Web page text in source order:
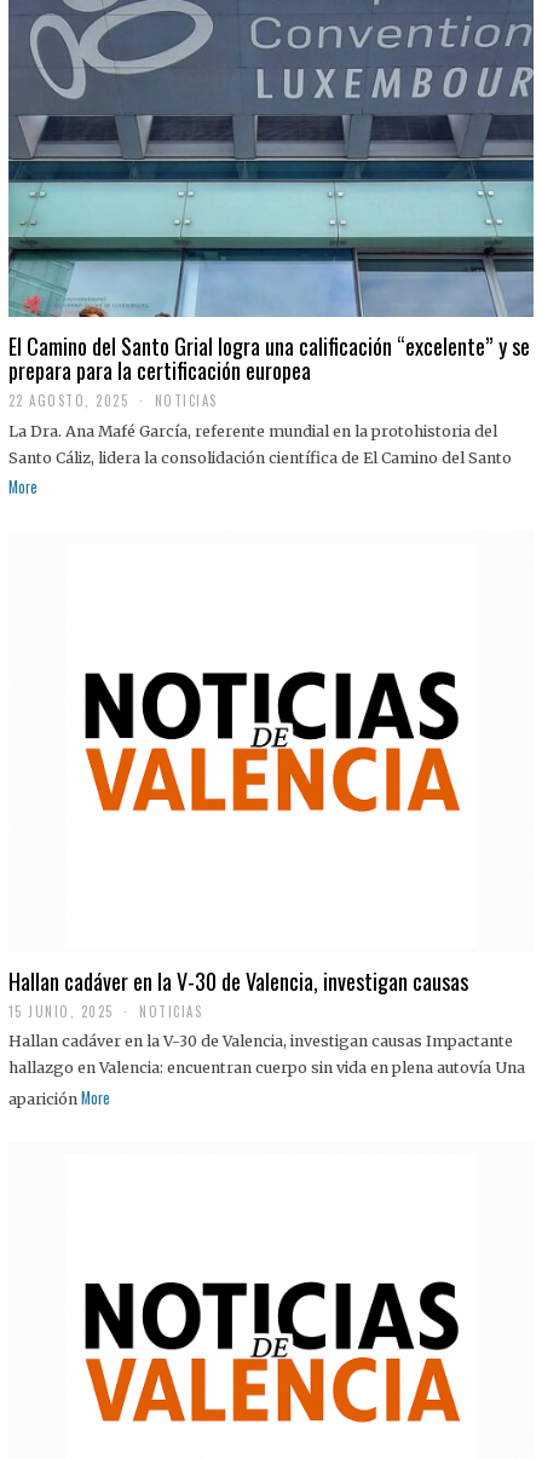
El Camino del Santo Grial logra una calificación “excelente” y se
prepara para la certificación europea
22 AGOSTO, 2025
2
A
G
NOTICIAS
La Dra. Ana Mafé García, referente mundial en la protohistoria del
Santo Cáliz, lidera la consolidación científica de El Camino del Santo
More
Hallan cadáver en la V-30 de Valencia, investigan causas
15 JUNIO, 2025 NOTICIAS
Hallan cadáver en la V-30 de Valencia, investigan causas Impactante
hallazgo en Valencia: encuentran cuerpo sin vida en plena autovía Una
aparición More